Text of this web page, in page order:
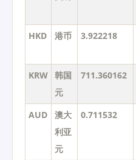
HKD 港币 3.922218
KRW 韩国
元
711.360162
AUD
澳大
利亚
元
0.711532